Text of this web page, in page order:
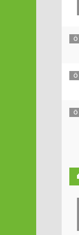
Ö
Ö
Ö